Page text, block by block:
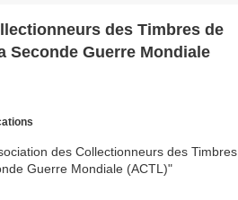
des Timbres de
Seconde Guerre Mondiale